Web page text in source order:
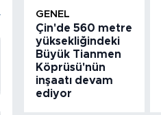
GENEL
Çin'de 560 metre
yüksekliğindeki
Büyük Tianmen
Köprüsü'nün
inşaatı devam
ediyor